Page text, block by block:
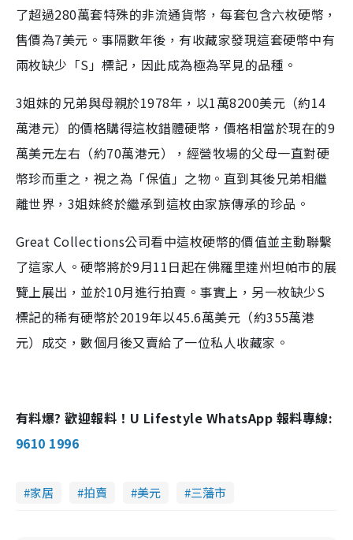
了超過280萬套特殊的非流通貨幣，每套包含六枚硬幣，
售價為7美元。事隔數年後，有收藏家發現這套硬幣中有
兩枚缺少「S」標記，因此成為極為罕見的品種。
3姐妹的兄弟與母親於1978年，以1萬8200美元（約14
萬港元）的價格購得這枚錯體硬幣，價格相當於現在的9
萬美元左右（約70萬港元），經營牧場的父母一直對硬
幣珍而重之，視之為「保值」之物。直到其後兄弟相繼
離世界，3姐妹終於繼承到這枚由家族傳承的珍品。
Great Collections公司看中這枚硬幣的價值並主動聯繫
了這家人。硬幣將於9月11日起在佛羅里達州坦帕市的展
覽上展出，並於10月進行拍賣。事實上，另一枚缺少S
標記的稀有硬幣於2019年以45.6萬美元（約355萬港
元）成交，數個月後又賣給了一位私人收藏家。
有料爆? 歡迎報料！U Lifestyle WhatsApp 報料專線:
9610 1996
家居 拍賣 美元 三藩市